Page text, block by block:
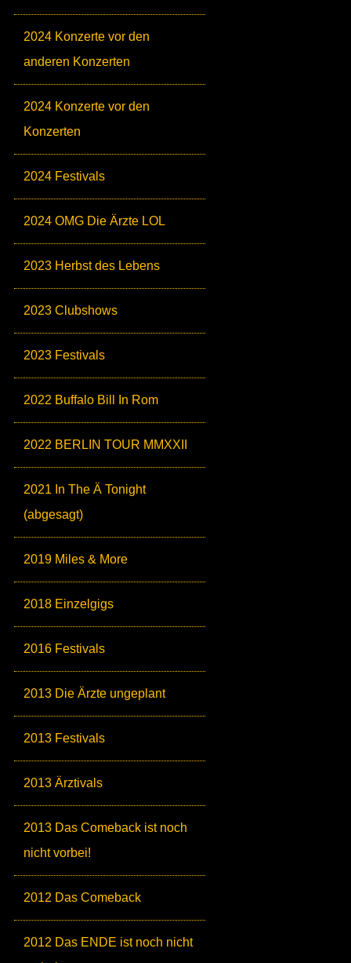
2024 Konzerte vor den
anderen Konzerten
2024 Konzerte vor den
Konzerten
2024 Festivals
2024 OMG Die Ärzte LOL
2023 Herbst des Lebens
2023 Clubshows
2023 Festivals
2022 Buffalo Bill In Rom
2022 BERLIN TOUR MMXXII
2021 In The Ä Tonight
(abgesagt)
2019 Miles & More
2018 Einzelgigs
2016 Festivals
2013 Die Ärzte ungeplant
2013 Festivals
2013 Ärztivals
2013 Das Comeback ist noch
nicht vorbei!
2012 Das Comeback
2012 Das ENDE ist noch nicht